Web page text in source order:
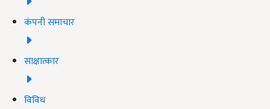
कंपनी समाचार
साक्षात्कार
विविध